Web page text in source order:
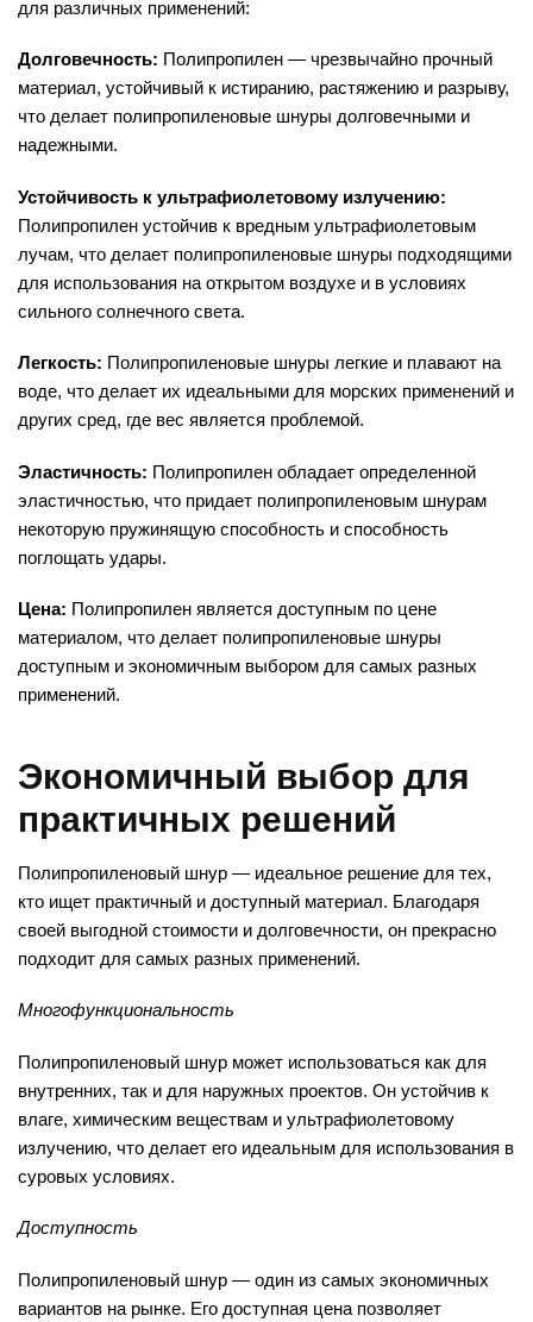
для различных применений:
Долговечность: Полипропилен — чрезвычайно прочный
материал, устойчивый к истиранию, растяжению и разрыву,
что делает полипропиленовые шнуры долговечными и
надежными.
Устойчивость к ультрафиолетовому излучению:
Полипропилен устойчив к вредным ультрафиолетовым
лучам, что делает полипропиленовые шнуры подходящими
для использования на открытом воздухе и в условиях
сильного солнечного света.
Легкость: Полипропиленовые шнуры легкие и плавают на
воде, что делает их идеальными для морских применений и
других сред, где вес является проблемой.
Эластичность: Полипропилен обладает определенной
эластичностью, что придает полипропиленовым шнурам
некоторую пружинящую способность и способность
поглощать удары.
Цена: Полипропилен является доступным по цене
материалом, что делает полипропиленовые шнуры
доступным и экономичным выбором для самых разных
применений.
Экономичный выбор для
практичных решений
Полипропиленовый шнур — идеальное решение для тех,
кто ищет практичный и доступный материал. Благодаря
своей выгодной стоимости и долговечности, он прекрасно
подходит для самых разных применений.
Многофункциональность
Полипропиленовый шнур может использоваться как для
внутренних, так и для наружных проектов. Он устойчив к
влаге, химическим веществам и ультрафиолетовому
излучению, что делает его идеальным для использования в
суровых условиях.
Доступность
Полипропиленовый шнур — один из самых экономичных
вариантов на рынке. Его доступная цена позволяет